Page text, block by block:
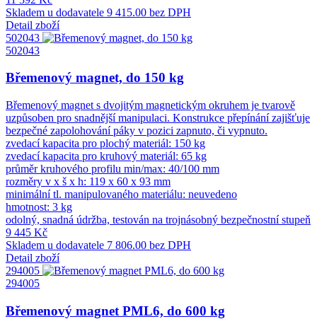
Skladem u dodavatele 9 415.00 bez DPH
Detail zboží
502043
502043
Břemenový magnet, do 150 kg
Břemenový magnet s dvojitým magnetickým okruhem je tvarově
uzpůsoben pro snadnější manipulaci. Konstrukce přepínání zajišťuje
bezpečné zapolohování páky v pozici zapnuto, či vypnuto.
zvedací kapacita pro plochý materiál: 150 kg
zvedací kapacita pro kruhový materiál: 65 kg
průměr kruhového profilu min/max: 40/100 mm
rozměry v x š x h: 119 x 60 x 93 mm
minimální tl. manipulovaného materiálu: neuvedeno
hmotnost: 3 kg
odolný, snadná údržba, testován na trojnásobný bezpečnostní stupeň
9 445 Kč
Skladem u dodavatele 7 806.00 bez DPH
Detail zboží
294005
294005
Břemenový magnet PML6, do 600 kg